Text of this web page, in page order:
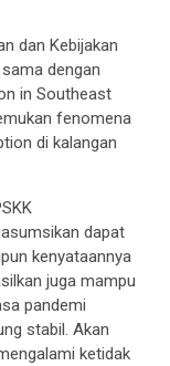
dan Kebijakan
dengan
in Southeast
fenomena
di kalangan
dapat
kenyataannya
juga mampu
pandemi
stabil. Akan
ketidak